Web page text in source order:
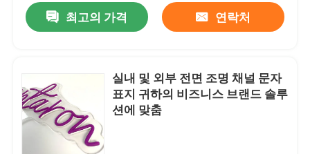
최고의 가격 연락처
실내 및 외부 전면 조명 채널 문자
표지 귀하의 비즈니스 브랜드 솔루
션에 맞춤